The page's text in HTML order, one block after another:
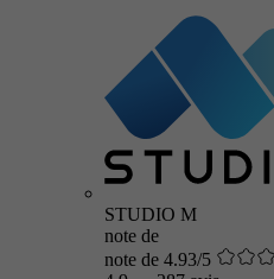
STUDIO M
note de
note de 4.93/5